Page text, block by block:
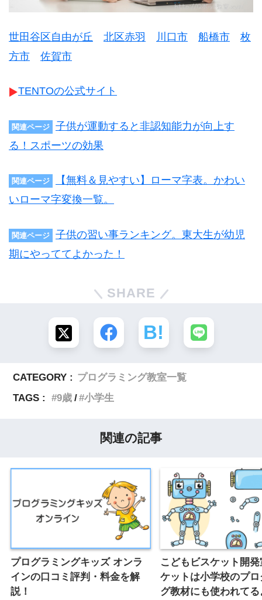
世田谷区自由が丘 北区赤羽 川口市 船橋市
枚
方市
佐賀市
TENTOの公式サイト
関連ページ
子供が運動すると非認知能力が向上す
る！スポーツの効果
関連ページ
【無料＆見やすい】ローマ字表。かわい
いローマ字変換一覧。
関連ページ
子供の習い事ランキング。東大生が幼児
期にやっててよかった！
SHARE
CATEGORY : プログラミング教室一覧
TAGS :
9歳 小学生
関連の記事
プログラミングキッズ オンラ
インの口コミ評判・料金を解
説！
こどもビスケット開
ケットは小学校のプ
グ教材にも使われてる